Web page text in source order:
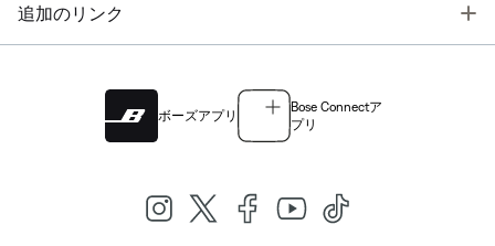
追加のリンク
ボーズアプリ
Bose Connectア
プリ